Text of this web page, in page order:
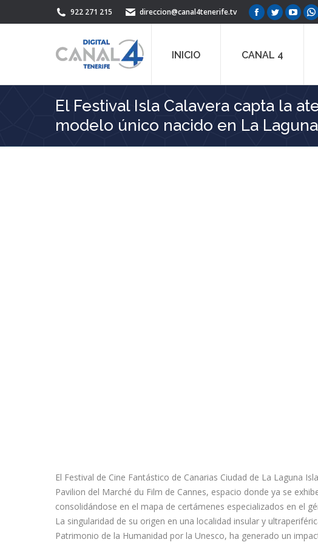
922 271 215 direccion@canal4tenerife.tv
Facebook
opens
new
window
Twitter
opens
new
window
new
window
INICIO CANAL 4
El Festival Isla Calavera capta la
modelo único nacido en La Laguna
El Festival de Cine Fantástico de Canarias Ciudad de La Laguna
Pavilion del Marché du Film de Cannes, espacio donde ya se
consolidándose en el mapa de certámenes especializados en el
La singularidad de su origen en una localidad insular y
Patrimonio de la Humanidad por la Unesco, ha generado un